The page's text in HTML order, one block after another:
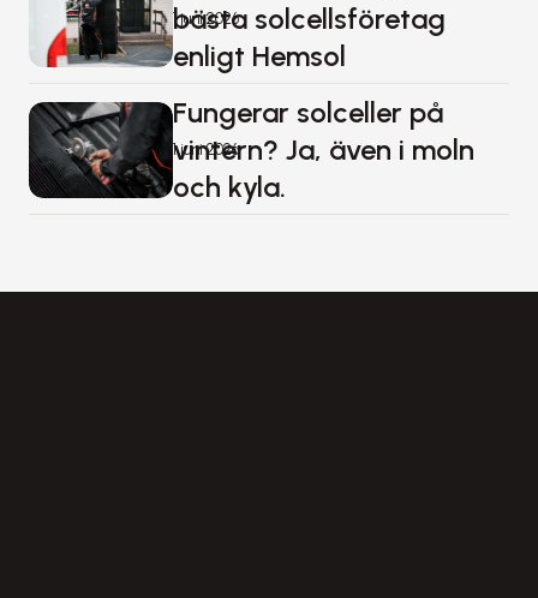
1 juni 2026
bästa solcellsföretag
enligt Hemsol
1 juni 2026
Fungerar solceller på
vintern? Ja, även i moln
och kyla.